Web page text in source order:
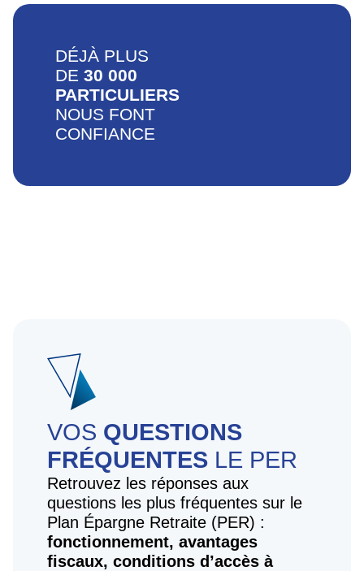
DÉJÀ PLUS
DE 30 000
PARTICULIERS
NOUS FONT
CONFIANCE
VOS QUESTIONS
FRÉQUENTES LE PER
Retrouvez les réponses aux
questions les plus fréquentes sur le
Plan Épargne Retraite (PER) :
fonctionnement, avantages
fiscaux, conditions d’accès à